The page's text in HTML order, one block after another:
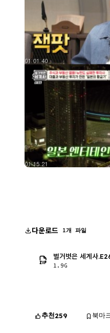
다운로드 1개 파일
벌거벗은 세계사
1.9G
추천259 북마